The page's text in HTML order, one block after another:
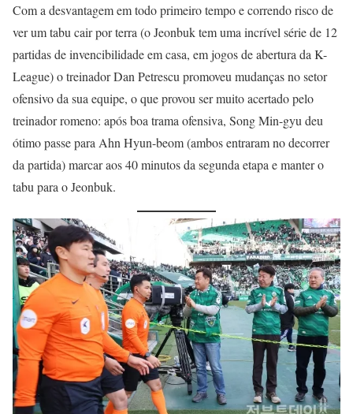
Com a desvantagem em todo primeiro tempo e correndo risco de
ver um tabu cair por terra (o Jeonbuk tem uma incrível série de 12
partidas de invencibilidade em casa, em jogos de abertura da K-
League) o treinador Dan Petrescu promoveu mudanças no setor
ofensivo da sua equipe, o que provou ser muito acertado pelo
treinador romeno: após boa trama ofensiva, Song Min-gyu deu
ótimo passe para Ahn Hyun-beom (ambos entraram no decorrer
da partida) marcar aos 40 minutos da segunda etapa e manter o
tabu para o Jeonbuk.